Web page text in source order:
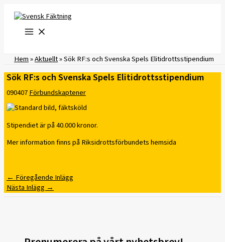
innehåll
Hem»Aktuellt»Sök RF:s och Svenska Spels Elitidrottsstipendium
Sök RF:s och Svenska Spels Elitidrottsstipendium
090407Förbundskaptener
Stipendiet är på 40.000 kronor.
Mer information finns på Riksidrottsförbundets hemsida
← Föregående Inlägg
Nästa Inlägg →